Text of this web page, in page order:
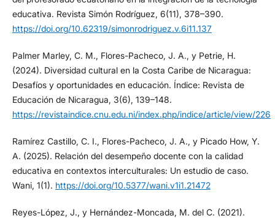
educativa. Revista Simón Rodríguez, 6(11), 378–390.
https://doi.org/10.62319/simonrodriguez.v.6i11.137
Palmer Marley, C. M., Flores-Pacheco, J. A., y Petrie, H.
(2024). Diversidad cultural en la Costa Caribe de Nicaragua:
Desafíos y oportunidades en educación. Índice: Revista de
Educación de Nicaragua, 3(6), 139–148.
https://revistaindice.cnu.edu.ni/index.php/indice/article/view/226
Ramírez Castillo, C. I., Flores-Pacheco, J. A., y Picado How, Y.
A. (2025). Relación del desempeño docente con la calidad
educativa en contextos interculturales: Un estudio de caso.
Wani, 1(1). https://doi.org/10.5377/wani.v1i1.21472
Reyes-López, J., y Hernández-Moncada, M. del C. (2021).